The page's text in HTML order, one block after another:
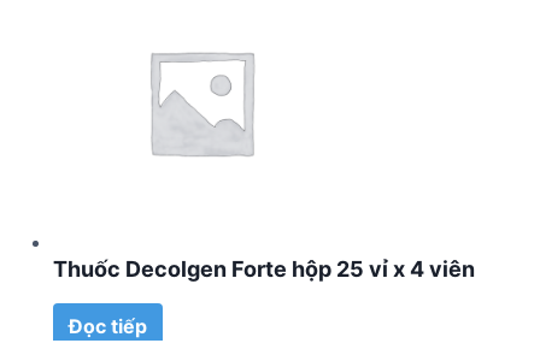
Thuốc Decolgen Forte hộp 25 vỉ x 4 viên
Đọc tiếp